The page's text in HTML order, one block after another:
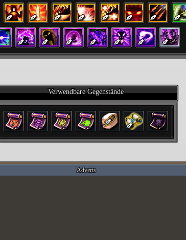
Verwendbare Gegenstände
Adverts